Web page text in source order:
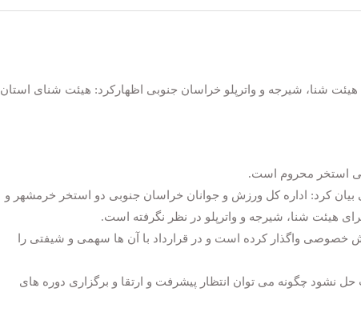
شنا، شیرجه و واترپلو خراسان جنوبی اظهارکرد: هیئت شنای استان
استخر محروم است.
بیان کرد: اداره کل ورزش و جوانان خراسان جنوبی دو استخر خرمشهر و
هیئت شنا، شیرجه و واترپلو در نظر نگرفته است.
خصوصی واگذار کرده است و در قرارداد با آن ها سهمی و شیفتی را
نشود چگونه می توان انتظار پیشرفت و ارتقا و برگزاری دوره های